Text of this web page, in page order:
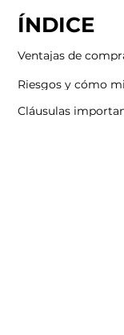
ÍNDICE
Ventajas de
Riesgos y cómo
Cláusulas